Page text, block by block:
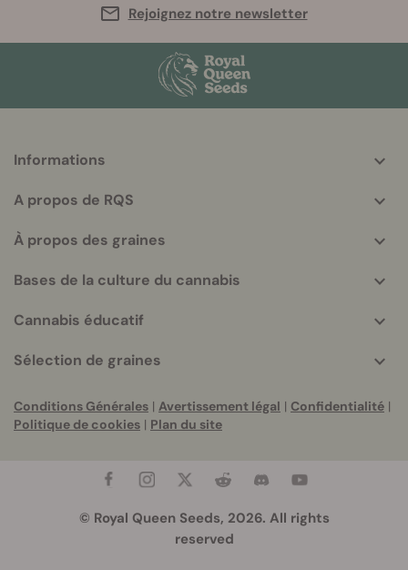
Rejoignez notre newsletter
More
info
Informations
A propos de RQS
À propos des graines
Bases de la culture du cannabis
Cannabis éducatif
Sélection de graines
Conditions Générales | Avertissement légal | Confidentialité |
Politique de cookies | Plan du site
© Royal Queen Seeds, 2026. All rights
reserved